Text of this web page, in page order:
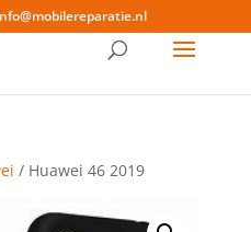
/ Huawei 46 2019